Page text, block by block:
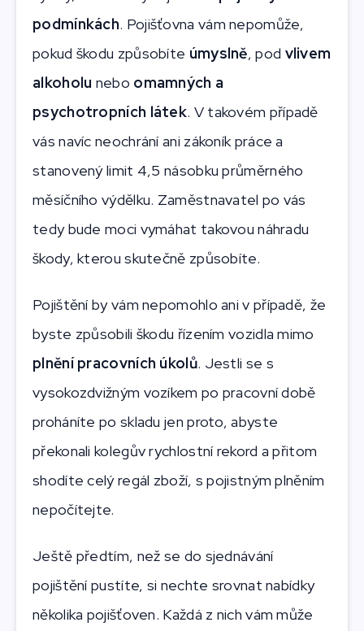
podmínkách. Pojišťovna vám nepomůže,
pokud škodu způsobíte úmyslně, pod vlivem
alkoholu nebo omamných a
psychotropních látek. V takovém případě
vás navíc neochrání ani zákoník práce a
stanovený limit 4,5 násobku průměrného
měsíčního výdělku. Zaměstnavatel po vás
tedy bude moci vymáhat takovou náhradu
škody, kterou skutečně způsobíte.
Pojištění by vám nepomohlo ani v případě, že
byste způsobili škodu řízením vozidla mimo
plnění pracovních úkolů. Jestli se s
vysokozdvižným vozíkem po pracovní době
proháníte po skladu jen proto, abyste
překonali kolegův rychlostní rekord a přitom
shodíte celý regál zboží, s pojistným plněním
nepočítejte.
Ještě předtím, než se do sjednávání
pojištění pustíte, si nechte srovnat nabídky
několika pojišťoven. Každá z nich vám může